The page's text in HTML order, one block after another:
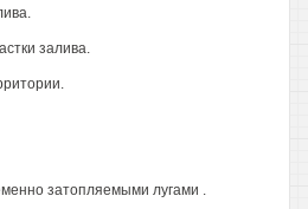
залива.
затопляемыми лугами .